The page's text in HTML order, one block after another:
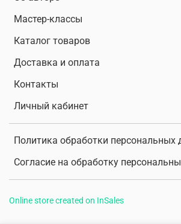
Мастер-классы
Каталог товаров
Доставка и оплата
Контакты
Личный кабинет
Политика обработки персональных
Согласие на обработку
Online store created on InSales